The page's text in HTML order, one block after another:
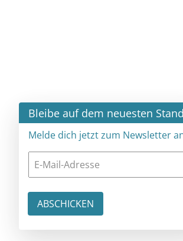
Bleibe auf dem neuesten Stand ×
Melde dich jetzt zum Newsletter an: